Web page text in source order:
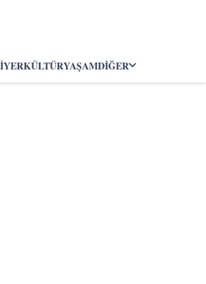
KÜLTÜRYAŞAMDIĞER